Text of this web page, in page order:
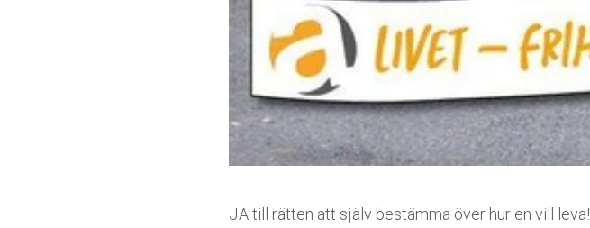
JA till rätten att själv bestämma över hur en vill leva!